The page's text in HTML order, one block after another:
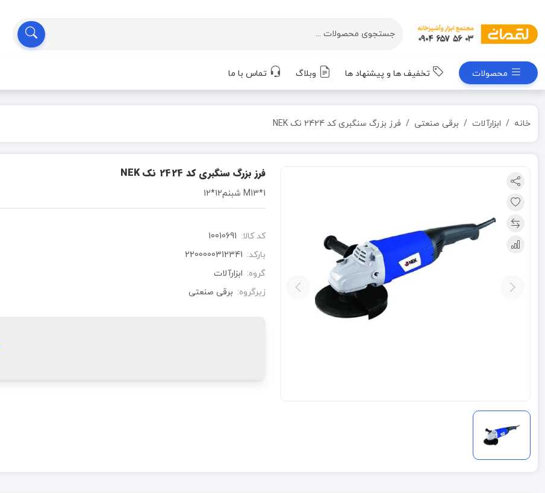
محصولات تخفیف ها و پیشنهاد ها وبلاگ تماس با ما
خانه ابزارآلات برقی صنعتی فرز بزرگ سنگبری کد 2424 نک NEK
فرز بزرگ سنگبری کد 2424 نک NEK
M13*1 شبنم12*12
کد کالا: 10010691
بارکد: 2200000312341
گروه: ابزارآلات
زیرگروه: برقی صنعتی